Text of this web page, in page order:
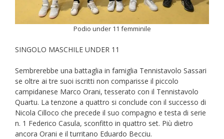
Podio under 11 femminile
SINGOLO MASCHILE UNDER 11
Sembrerebbe una battaglia in famiglia Tennistavolo Sassari
se oltre ai tre suoi iscritti non comparisse il piccolo
campidanese Marco Orani, tesserato con il Tennistavolo
Quartu. La tenzone a quattro si conclude con il successo di
Nicola Cilloco che precede il suo compagno e testa di serie
n. 1 Federico Casula, sconfitto in quattro set. Più dietro
ancora Orani e il turritano Eduardo Becciu.